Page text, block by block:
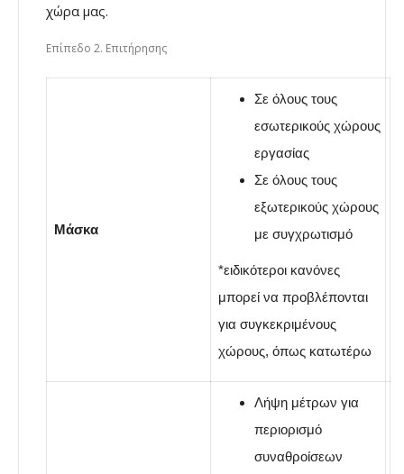
χώρα μας.
Επίπεδο 2. Επιτήρησης
Μάσκα
Σε όλους τους
εσωτερικούς χώρους
εργασίας
Σε όλους τους
εξωτερικούς χώρους
με συγχρωτισμό
*ειδικότεροι κανόνες
μπορεί να προβλέπονται
για συγκεκριμένους
χώρους, όπως κατωτέρω
Λήψη μέτρων για
περιορισμό
συναθροίσεων